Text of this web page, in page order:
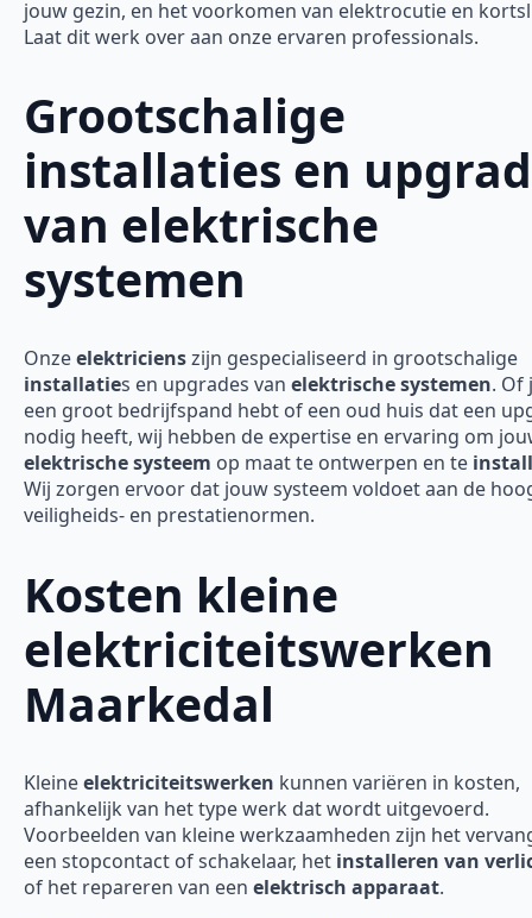
jouw gezin, en het voorkomen van elektrocutie en
Laat dit werk over aan onze ervaren professionals.
Grootschalige
installaties en
van elektrische
systemen
Onzeelektricienszijn gespecialiseerd in grootschalige
installaties en upgrades van elektrische systemen. Of
een groot bedrijfspand hebt of een oud huis dat een
nodig heeft, wij hebben de expertise en ervaring om
elektrische systeem op maat te ontwerpen en te
Wij zorgen ervoor dat jouw systeem voldoet aan de
veiligheids- en prestatienormen.
Kosten kleine
elektriciteitswerken
Maarkedal
Kleineelektriciteitswerken kunnen variëren in kosten,
afhankelijk van het type werk dat wordt uitgevoerd.
Voorbeelden van kleine werkzaamheden zijn het
een stopcontact of schakelaar, het installeren van
of het repareren van een elektrisch apparaat.